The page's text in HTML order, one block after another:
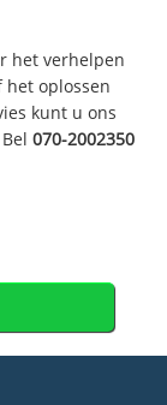
het verhelpen
oplossen
kunt u ons
Bel070-2002350